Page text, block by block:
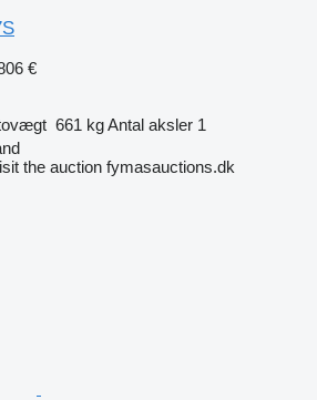
€
661 kgAntal aksler 1
the auction fymasauctions.dk